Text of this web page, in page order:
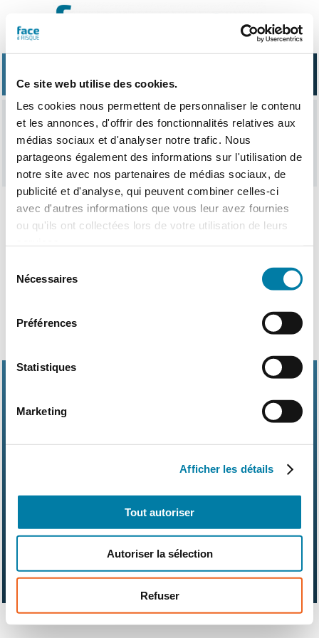
Ce site web utilise des cookies.
Les cookies nous permettent de personnaliser le contenu
et les annonces, d'offrir des fonctionnalités relatives aux
médias sociaux et d'analyser notre trafic. Nous
partageons également des informations sur l'utilisation de
notre site avec nos partenaires de médias sociaux, de
publicité et d'analyse, qui peuvent combiner celles-ci
avec d'autres informations que vous leur avez fournies
ou qu'ils ont collectées lors de votre utilisation de leurs
Nécessaires
Préférences
Statistiques
Marketing
Afficher les détails
Tout autoriser
Autoriser la sélection
Refuser
contenu
lombalgie
Nothing Found
Contact
Kit média
Mentions légales
CGV RGPD
Suivez-nous également sur les réseaux sociaux